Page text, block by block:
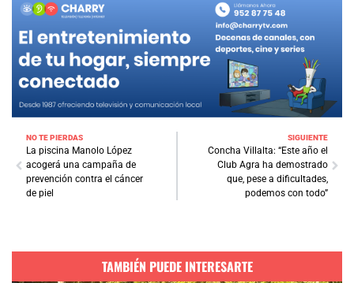
NO TE PIERDAS
La piscina Manolo López
acogerá una campaña de
prevención contra el cáncer
de piel
SIGUIENTE
Concha Villalta: “Este año el
Club Agra ha demostrado
que, pese a dificultades,
podemos con todo”
TAMBIÉN PUEDE INTERESARTE